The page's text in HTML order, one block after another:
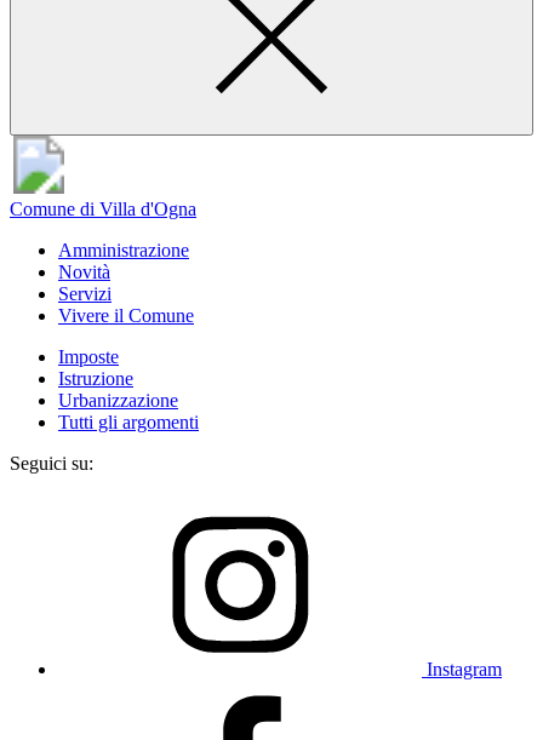
Comune di Villa d'Ogna
Amministrazione
Novità
Servizi
Vivere il Comune
Imposte
Istruzione
Urbanizzazione
Tutti gli argomenti
Seguici su:
Instagram